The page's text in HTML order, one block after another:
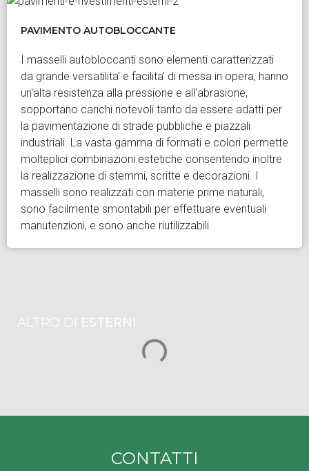
PAVIMENTO AUTOBLOCCANTE
I masselli autobloccanti sono elementi caratterizzati
da grande versatilita' e facilita' di messa in opera, hanno
un'alta resistenza alla pressione e all'abrasione,
sopportano carichi notevoli tanto da essere adatti per
la pavimentazione di strade pubbliche e piazzali
industriali. La vasta gamma di formati e colori permette
molteplici combinazioni estetiche consentendo inoltre
la realizzazione di stemmi, scritte e decorazioni. I
masselli sono realizzati con materie prime naturali,
sono facilmente smontabili per effettuare eventuali
manutenzioni, e sono anche riutilizzabili.
ALTRO DI ESTERNI
CONTATTI